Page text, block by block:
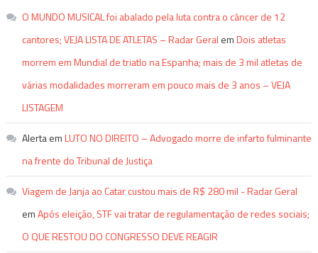
O MUNDO MUSICAL foi abalado pela luta contra o câncer de 12
cantores; VEJA LISTA DE ATLETAS – Radar Geral emDois atletas
morrem em Mundial de triatlo na Espanha; mais de 3 mil atletas de
várias modalidades morreram em pouco mais de 3 anos – VEJA
LISTAGEM
AlertaemLUTO NO DIREITO – Advogado morre de infarto fulminante
na frente do Tribunal de Justiça
Viagem de Janja ao Catar custou mais de R$ 280 mil - Radar Geral
emApós eleição, STF vai tratar de regulamentação de redes sociais;
O QUE RESTOU DO CONGRESSO DEVE REAGIR